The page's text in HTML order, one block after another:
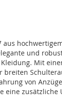
aus
und
Mit
breiten
von
eine